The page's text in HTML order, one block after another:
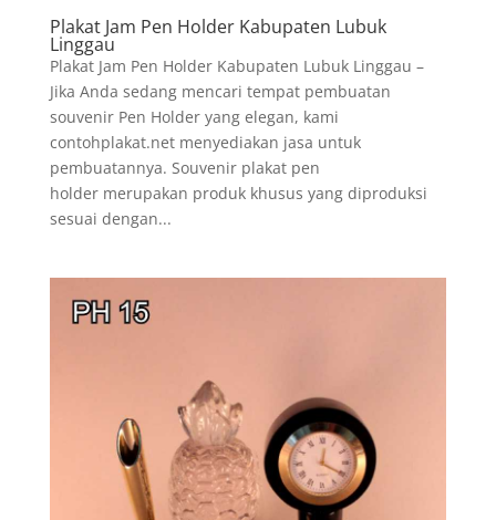
Plakat Jam Pen Holder Kabupaten Lubuk
Linggau
Plakat Jam Pen Holder Kabupaten Lubuk Linggau –
Jika Anda sedang mencari tempat pembuatan
souvenir Pen Holder yang elegan, kami
contohplakat.net menyediakan jasa untuk
pembuatannya. Souvenir plakat pen
holder merupakan produk khusus yang diproduksi
sesuai dengan...